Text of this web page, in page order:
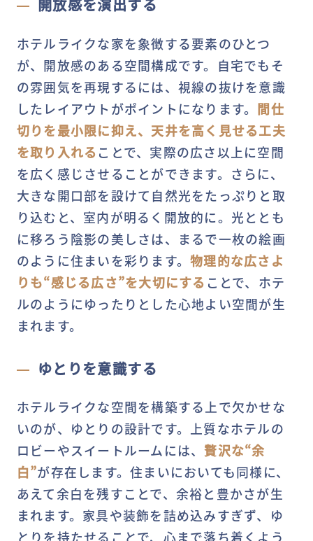
開放感を演出する
ホテルライクな家を象徴する要素のひとつ
が、開放感のある空間構成です。自宅でもそ
の雰囲気を再現するには、視線の抜けを意識
したレイアウトがポイントになります。 間仕
切りを最小限に抑え、天井を高く見せる工夫
を取り入れることで、実際の広さ以上に空間
を広く感じさせることができます。さらに、
大きな開口部を設けて自然光をたっぷりと取
り込むと、室内が明るく開放的に。光ととも
に移ろう陰影の美しさは、まるで一枚の絵画
のように住まいを彩ります。物理的な広さよ
りも“感じる広さ”を大切にする ことで、ホテ
ルのようにゆったりとした心地よい空間が生
まれます。
ゆとりを意識する
ホテルライクな空間を構築する上で欠かせな
いのが、ゆとりの設計です。上質なホテルの
ロビーやスイートルームには、贅沢な“余
白”が存在します。住まいにおいても同様に、
あえて余白を残すことで、余裕と豊かさが生
まれます。家具や装飾を詰め込みすぎず、ゆ
とりを持たせることで、心まで落ち着くよう